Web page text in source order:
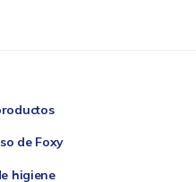
de Foxy
higiene